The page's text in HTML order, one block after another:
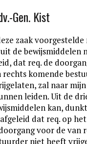
Gen. Kist
zaak voorgestelde
de bewijsmiddelen
dat req. de
rechts komende
zal naar
leiden. Uit de
kan,
dat req. op
voor de van
niet heeft